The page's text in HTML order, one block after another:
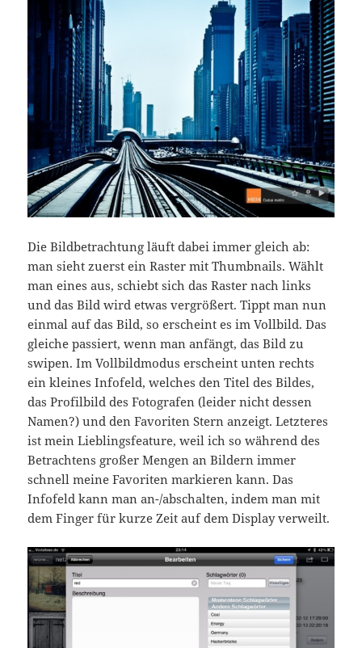
Die Bildbetrachtung läuft dabei immer gleich ab:
man sieht zuerst ein Raster mit Thumbnails. Wählt
man eines aus, schiebt sich das Raster nach links
und das Bild wird etwas vergrößert. Tippt man nun
einmal auf das Bild, so erscheint es im Vollbild. Das
gleiche passiert, wenn man anfängt, das Bild zu
swipen. Im Vollbildmodus erscheint unten rechts
ein kleines Infofeld, welches den Titel des Bildes,
das Profilbild des Fotografen (leider nicht dessen
Namen?) und den Favoriten Stern anzeigt. Letzteres
ist mein Lieblingsfeature, weil ich so während des
Betrachtens großer Mengen an Bildern immer
schnell meine Favoriten markieren kann. Das
Infofeld kann man an-/abschalten, indem man mit
dem Finger für kurze Zeit auf dem Display verweilt.